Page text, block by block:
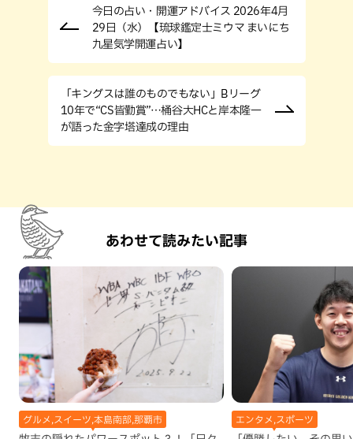
今日の占い・開運アドバイス 2026年4月
29日（水）【琉球鑑定士ミウマ まいにち
九星気学開運占い】
「キングスは誰のものでもない」Bリーグ
10年で“CS皆勤賞”…桶谷大HCと岸本隆一
が語った金字塔達成の理由
あわせて読みたい記事
グルメ,スイーツ,本島南部,那覇市 エンタメ,スポーツ